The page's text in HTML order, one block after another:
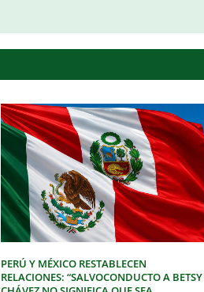
PERÚ Y MÉXICO RESTABLECEN
RELACIONES: “SALVOCONDUCTO A BETSY